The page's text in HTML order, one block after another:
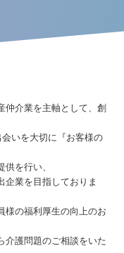
仲介業を主軸として、創
いを大切に『お客様の
を行い、
企業を目指しておりま
様の福利厚生の向上のお
介護問題のご相談をいた